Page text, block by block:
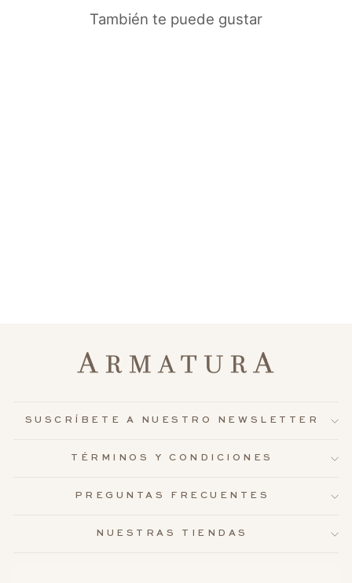
También te puede gustar
SUSCRÍBETE A NUESTRO NEWSLETTER
TÉRMINOS Y CONDICIONES
PREGUNTAS FRECUENTES
NUESTRAS TIENDAS